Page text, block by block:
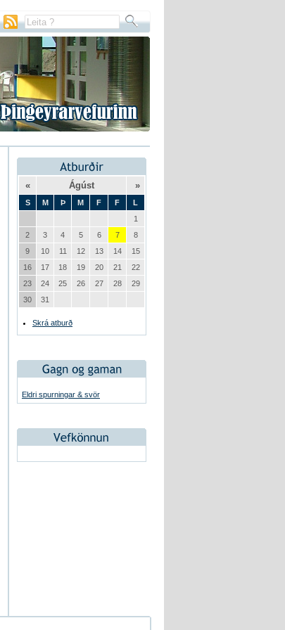
« Ágúst »
S M Þ M F F
L
1
2
3 4 5 6 7
8
9
10 11 12 13 14
15
16
17 18 19 20 21
22
23
24 25 26 27 28
29
30
31
Skrá atburð
Eldri spurningar & svör